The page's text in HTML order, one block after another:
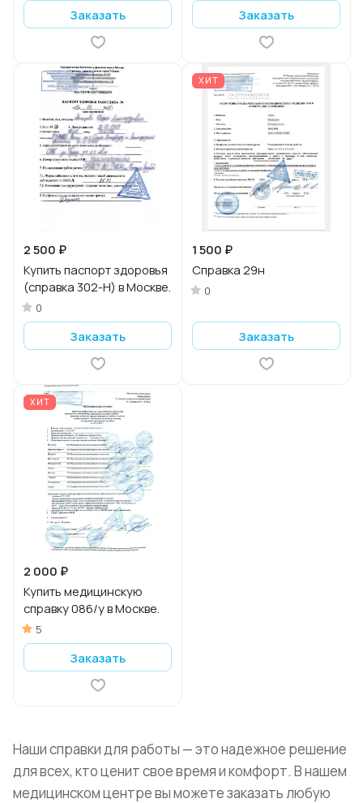
Заказать Заказать
2 500 ₽
Купить паспорт здоровья
(справка 302-Н) в Москве.
0
Заказать
ХИТ
1 500 ₽
Справка 29н
0
Заказать
ХИТ
2 000 ₽
Купить медицинскую
справку 086/у в Москве.
5
Заказать
Наши справки для работы — это надежное решение
для всех, кто ценит свое время и комфорт. В нашем
медицинском центре вы можете заказать любую